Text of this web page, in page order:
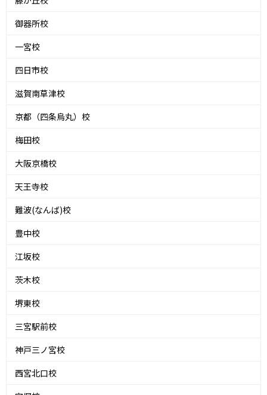
御器所校
一宮校
四日市校
滋賀南草津校
京都（四条烏丸）校
梅田校
大阪京橋校
天王寺校
難波(なんば)校
豊中校
江坂校
茨木校
堺東校
三宮駅前校
神戸三ノ宮校
西宮北口校